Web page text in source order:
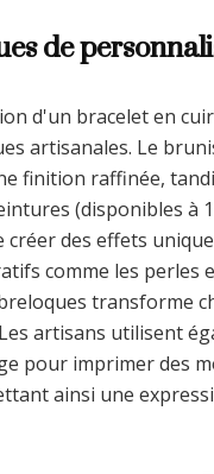
de
d'un bracelet en
artisanales. Le
finition raffinée,
(disponibles à
créer des effets
comme les perles
transforme
artisans utilisent
pour imprimer des
ainsi une